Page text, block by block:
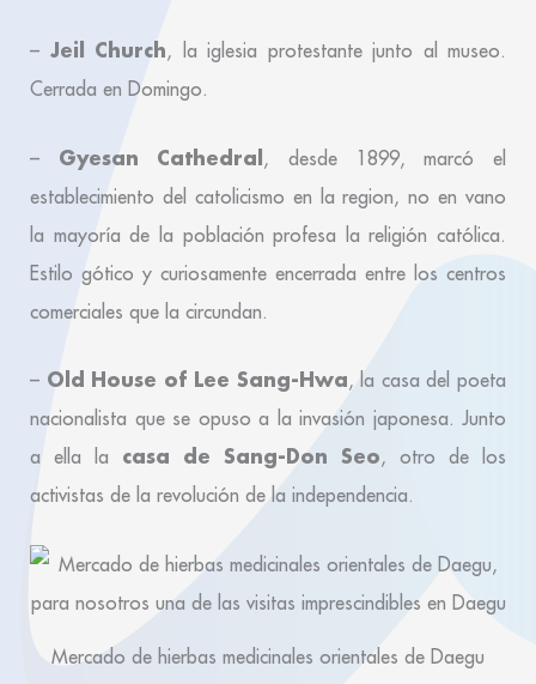
– Jeil Church, la iglesia protestante junto al museo.
Cerrada en Domingo.
– Gyesan Cathedral, desde 1899, marcó el
establecimiento del catolicismo en la region, no en vano
la mayoría de la población profesa la religión católica.
Estilo gótico y curiosamente encerrada entre los centros
comerciales que la circundan.
– Old House of Lee Sang-Hwa, la casa del poeta
nacionalista que se opuso a la invasión japonesa. Junto
a ella la casa de Sang-Don Seo, otro de los
activistas de la revolución de la independencia.
Mercado de hierbas medicinales orientales de Daegu